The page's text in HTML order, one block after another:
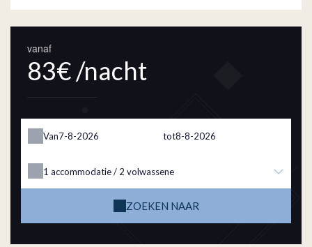
vanaf
83€ /nacht
Van tot
1 accommodatie / 2 volwassene
ZOEKEN NAAR